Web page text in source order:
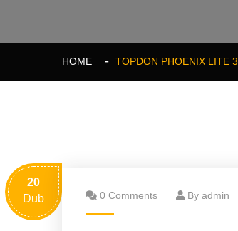
HOME TOPDON PHOENIX LITE 3
20
Dub
0 Comments By admin